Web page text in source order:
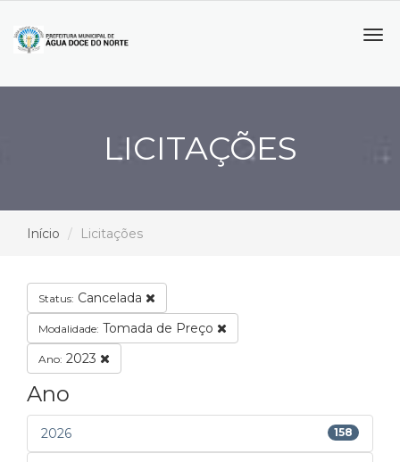
LICITAÇÕES
Início Licitações
Status: Cancelada
Modalidade: Tomada de Preço
Ano: 2023
Ano
2026 158